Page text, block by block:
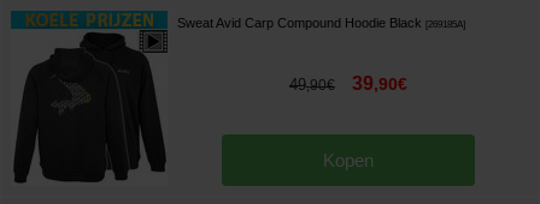
Sweat Avid Carp Compound Hoodie Black 269185A]
49,90€ 39,90€
Kopen